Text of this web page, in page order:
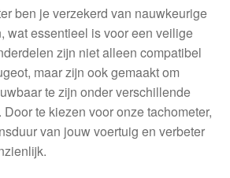
ben je verzekerd van nauwkeurige
wat essentieel is voor een veilige
zijn niet alleen compatibel
maar zijn ook gemaakt om
te zijn onder verschillende
te kiezen voor onze tachometer,
van jouw voertuig en verbeter